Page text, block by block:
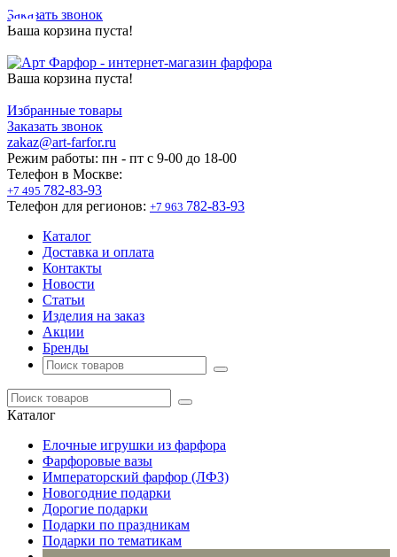
Заказать звонок
Ваша корзина пуста!
Ваша корзина пуста!
Избранные товары
Заказать звонок
zakaz@art-farfor.ru
Режим работы: пн - пт c 9-00 до 18-00
Телефон в Москве:
+7 495 782-83-93
Телефон для регионов: +7 963 782-83-93
Каталог
Доставка и оплата
Контакты
Новости
Статьи
Изделия на заказ
Акции
Бренды
Каталог
Елочные игрушки из фарфора
Фарфоровые вазы
Императорский фарфор (ЛФЗ)
Новогодние подарки
Дорогие подарки
Подарки по праздникам
Подарки по тематикам